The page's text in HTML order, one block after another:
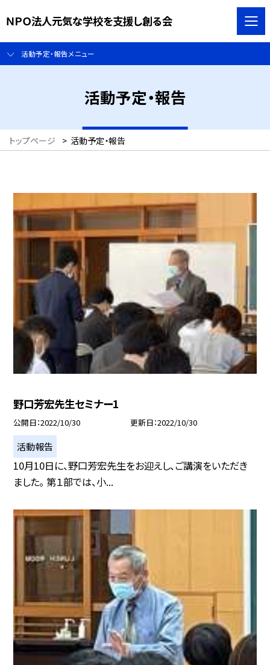
ＮＰＯ法人元気な学校を支援し創る会
活動予定・報告メニュー
活動予定・報告
トップページ > 活動予定・報告
野口芳宏先生セミナー1
公開日 2022/10/30 更新日 2022/10/30
活動報告
10月10日に、野口芳宏先生をお迎えし、ご講演をいただき
ました。 第１部では、小...